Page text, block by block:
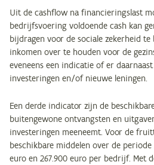
Uit de cashflow na financieringslast
bedrijfsvoering voldoende cash kan
bijdragen voor de sociale zekerheid te
inkomen over te houden voor de
eveneens een indicatie of er
investeringen en/of nieuwe leningen.
Een derde indicator zijn de
buitengewone ontvangsten en
investeringen meeneemt. Voor de
beschikbare middelen over de periode
euro en 267.900 euro per bedrijf. Met